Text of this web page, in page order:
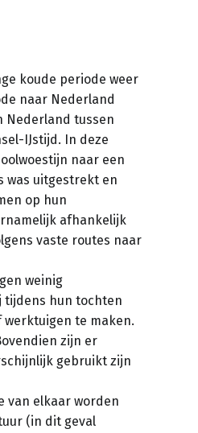
koude periode weer
naar Nederland
Nederland tussen
IJstijd. In deze
naar een
was uitgestrekt en
op hun
afhankelijk
vaste routes naar
weinig
tijdens hun tochten
werktuigen te maken.
zijn er
gebruikt zijn
van elkaar worden
(in dit geval